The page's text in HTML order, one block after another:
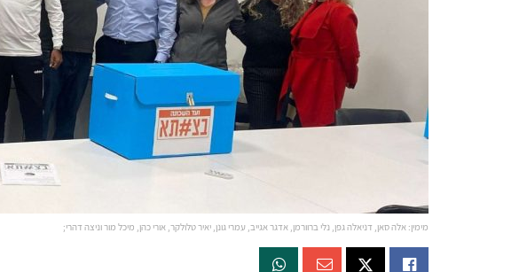
מימין: אלה סאן, דניאלה גפן, נלי ברוורמן, אדגר אגייב, עמרי גונן, יאיר טלולקר, אורי כהן, מיכל מור וניצה דהרי;